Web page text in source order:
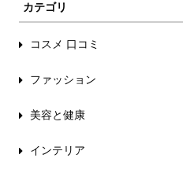
カテゴリ
コスメ 口コミ
ファッション
美容と健康
インテリア